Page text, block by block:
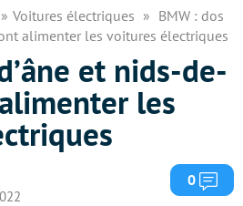
Voitures électriques
BMW : dos
alimenter les voitures électriques
et nids-de-
les
0